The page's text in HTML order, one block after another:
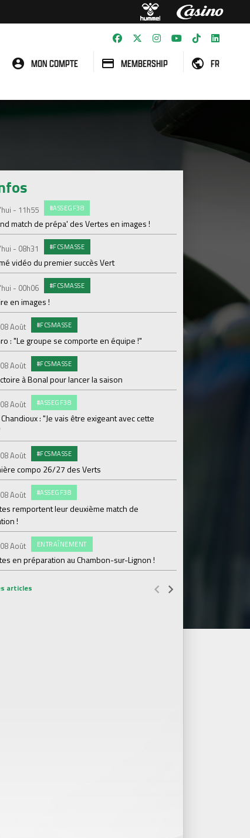
MON COMPTE MEMBERSHIP FR
- 11h55 #ASSEGF38
match de prépa' des Vertes en images !
- 08h31 #FCSMASSE
vidéo du premier succès Vert
- 00h06 #FCSMASSE
en images !
Août #FCSMASSE
: "Le groupe se comporte en équipe !"
Août #FCSMASSE
à Bonal pour lancer la saison
Août #ASSEGF38
: "Je vais être exigeant avec cette
Août #FCSMASSE
compo 26/27 des Verts
Août #ASSEGF38
remportent leur deuxième match de
!
Août ENTRAÎNEMENT
en préparation au Chambon-sur-Lignon !
Dernière séance
Vendredi 07 Août
BYmyCAR et
Vendredi 07 Août
Dans le Doubs,
articles